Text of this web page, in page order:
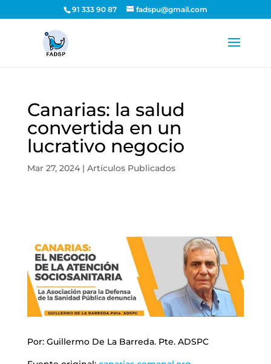
91 333 90 87 fadspu@gmail.com
Canarias: la salud
convertida en un
lucrativo negocio
Mar 27, 2024| Artículos Publicados
Por: Guillermo De La Barreda. Pte. ADSPC